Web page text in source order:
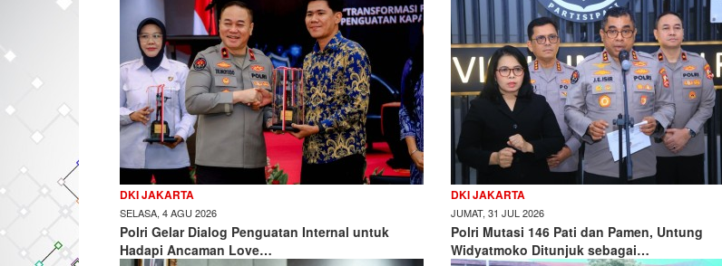
DKI JAKARTA
SELASA, 4 AGU 2026
Polri Gelar Dialog Penguatan Internal untuk
Hadapi Ancaman Love…
DKI JAKARTA
JUMAT, 31 JUL 2026
Polri Mutasi 146 Pati dan Pamen, Untung
Widyatmoko Ditunjuk sebagai…